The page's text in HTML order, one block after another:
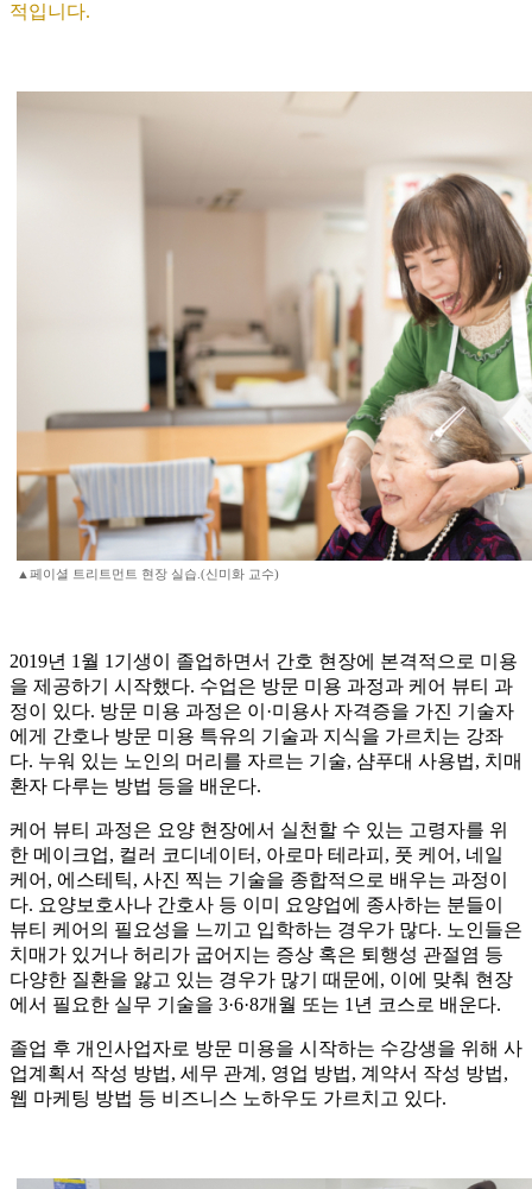
적입니다.
▲페이셜 트리트먼트 현장 실습.(신미화 교수)
2019년 1월 1기생이 졸업하면서 간호 현장에 본격적으로 미용
을 제공하기 시작했다. 수업은 방문 미용 과정과 케어 뷰티 과
정이 있다. 방문 미용 과정은 이·미용사 자격증을 가진 기술자
에게 간호나 방문 미용 특유의 기술과 지식을 가르치는 강좌
다. 누워 있는 노인의 머리를 자르는 기술, 샴푸대 사용법, 치매
환자 다루는 방법 등을 배운다.
케어 뷰티 과정은 요양 현장에서 실천할 수 있는 고령자를 위
한 메이크업, 컬러 코디네이터, 아로마 테라피, 풋 케어, 네일
케어, 에스테틱, 사진 찍는 기술을 종합적으로 배우는 과정이
다. 요양보호사나 간호사 등 이미 요양업에 종사하는 분들이
뷰티 케어의 필요성을 느끼고 입학하는 경우가 많다. 노인들은
치매가 있거나 허리가 굽어지는 증상 혹은 퇴행성 관절염 등
다양한 질환을 앓고 있는 경우가 많기 때문에, 이에 맞춰 현장
에서 필요한 실무 기술을 3·6·8개월 또는 1년 코스로 배운다.
졸업 후 개인사업자로 방문 미용을 시작하는 수강생을 위해 사
업계획서 작성 방법, 세무 관계, 영업 방법, 계약서 작성 방법,
웹 마케팅 방법 등 비즈니스 노하우도 가르치고 있다.